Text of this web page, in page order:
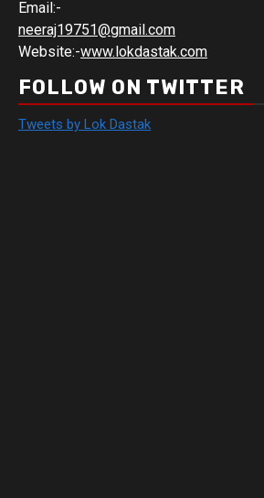
Email:-
neeraj19751@gmail.com
Website:-www.lokdastak.com
FOLLOW ON TWITTER
Tweets by Lok Dastak